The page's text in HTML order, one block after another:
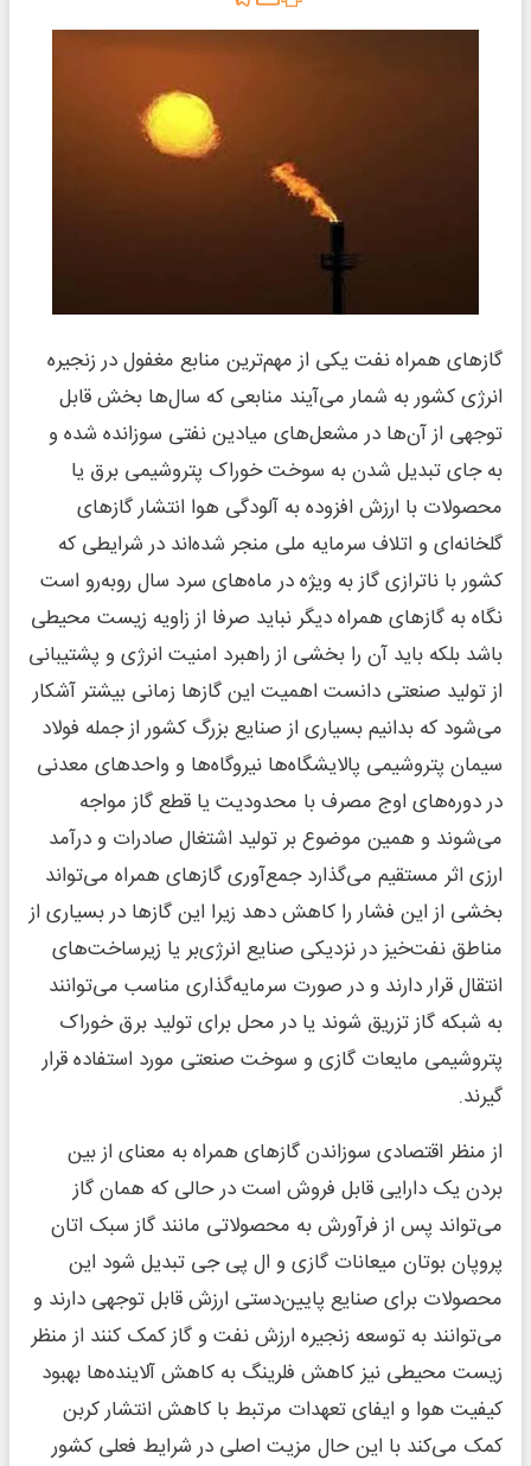
گازهای همراه نفت یکی از مهم‌ترین منابع مغفول در زنجیره
انرژی کشور به شمار می‌آیند منابعی که سال‌ها بخش قابل
توجهی از آن‌ها در مشعل‌های میادین نفتی سوزانده شده و
به جای تبدیل شدن به سوخت خوراک پتروشیمی برق یا
محصولات با ارزش افزوده به آلودگی هوا انتشار گازهای
گلخانه‌ای و اتلاف سرمایه ملی منجر شده‌اند در شرایطی که
کشور با ناترازی گاز به ویژه در ماه‌های سرد سال روبه‌رو است
نگاه به گازهای همراه دیگر نباید صرفا از زاویه زیست محیطی
باشد بلکه باید آن را بخشی از راهبرد امنیت انرژی و پشتیبانی
از تولید صنعتی دانست اهمیت این گازها زمانی بیشتر آشکار
می‌شود که بدانیم بسیاری از صنایع بزرگ کشور از جمله فولاد
سیمان پتروشیمی پالایشگاه‌ها نیروگاه‌ها و واحدهای معدنی
در دوره‌های اوج مصرف با محدودیت یا قطع گاز مواجه
می‌شوند و همین موضوع بر تولید اشتغال صادرات و درآمد
ارزی اثر مستقیم می‌گذارد جمع‌آوری گازهای همراه می‌تواند
بخشی از این فشار را کاهش دهد زیرا این گازها در بسیاری از
مناطق نفت‌خیز در نزدیکی صنایع انرژی‌بر یا زیرساخت‌های
انتقال قرار دارند و در صورت سرمایه‌گذاری مناسب می‌توانند
به شبکه گاز تزریق شوند یا در محل برای تولید برق خوراک
پتروشیمی مایعات گازی و سوخت صنعتی مورد استفاده قرار
گیرند.
از منظر اقتصادی سوزاندن گازهای همراه به معنای از بین
بردن یک دارایی قابل فروش است در حالی که همان گاز
می‌تواند پس از فرآورش به محصولاتی مانند گاز سبک اتان
پروپان بوتان میعانات گازی و ال پی جی تبدیل شود این
محصولات برای صنایع پایین‌دستی ارزش قابل توجهی دارند و
می‌توانند به توسعه زنجیره ارزش نفت و گاز کمک کنند از منظر
زیست محیطی نیز کاهش فلرینگ به کاهش آلاینده‌ها بهبود
کیفیت هوا و ایفای تعهدات مرتبط با کاهش انتشار کربن
کمک می‌کند با این حال مزیت اصلی در شرایط فعلی کشور